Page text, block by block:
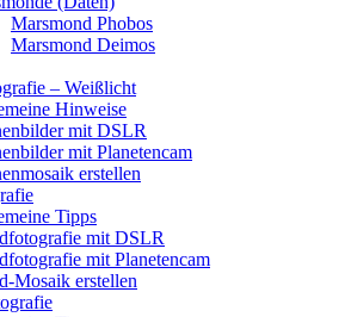
Marsmond Phobos
Marsmond Deimos
– Weißlicht
Hinweise
mit DSLR
mit Planetencam
erstellen
Tipps
mit DSLR
mit Planetencam
Mosaik erstellen